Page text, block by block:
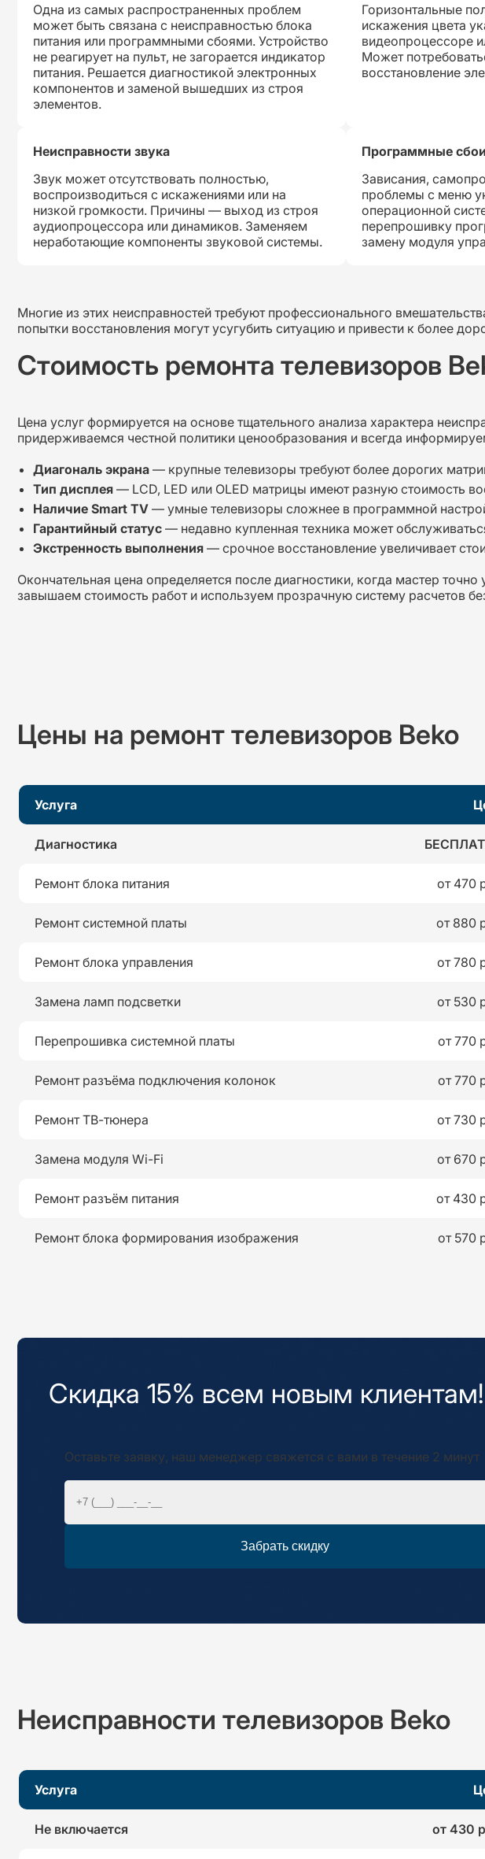
Одна из самых распространенных проблем
может быть связана с неисправностью блока
питания или программными сбоями. Устройство
не реагирует на пульт, не загорается индикатор
питания. Решается диагностикой электронных
компонентов и заменой вышедших из строя
элементов.
Горизонтальные
искажения цвета
видеопроцессоре
Может
восстановление
Неисправности звука
Звук может отсутствовать полностью,
воспроизводиться с искажениями или на
низкой громкости. Причины — выход из строя
аудиопроцессора или динамиков. Заменяем
неработающие компоненты звуковой системы.
Программные сбои
Зависания,
проблемы с меню
операционной
перепрошивку
замену модуля
Многие из этих неисправностей требуют профессионального
попытки восстановления могут усугубить ситуацию и привести к более
Стоимость ремонта телевизоров
Цена услуг формируется на основе тщательного анализа характера
придерживаемся честной политики ценообразования и всегда
Диагональ экрана — крупные телевизоры требуют более дорогих
Тип дисплея — LCD, LED или OLED матрицы имеют разную стоимость
Наличие Smart TV — умные телевизоры сложнее в программной
Гарантийный статус — недавно купленная техника может
Экстренность выполнения — срочное восстановление увеличивает
Окончательная цена определяется после диагностики, когда мастер
завышаем стоимость работ и используем прозрачную систему расчетов
Цены на ремонттелевизоров Beko
Услуга
Диагностика
Ремонт блока питания от 470
Ремонт системной платы от 880
Ремонт блока управления от 780
Замена ламп подсветки от 530
Перепрошивка системной платы от 770
Ремонт разъёма подключения колонок от 770
Ремонт ТВ-тюнера от 730
Замена модуля Wi-Fi от 670
Ремонт разъём питания от 430
Ремонт блока формирования изображения от 570
Скидка 15% всем новым клиентам!
Оставьте заявку, наш менеджер свяжется с вами в течение 2 минут
Забрать скидку
Неисправности телевизоров Beko
Услуга
Не включается от 430